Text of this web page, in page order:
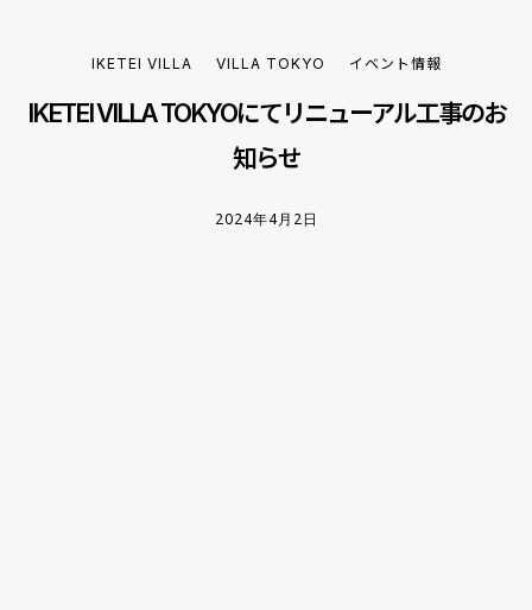
IKETEI VILLA VILLA TOKYO イベント情報
IKETEI VILLA TOKYOにてリニューアル工事のお
知らせ
2024年4月2日